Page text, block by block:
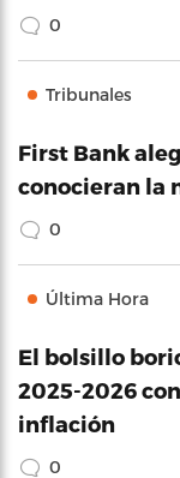
0
Tribunales
First Bank
conocieran la
0
Última Hora
El bolsillo
2025-2026
inflación
0